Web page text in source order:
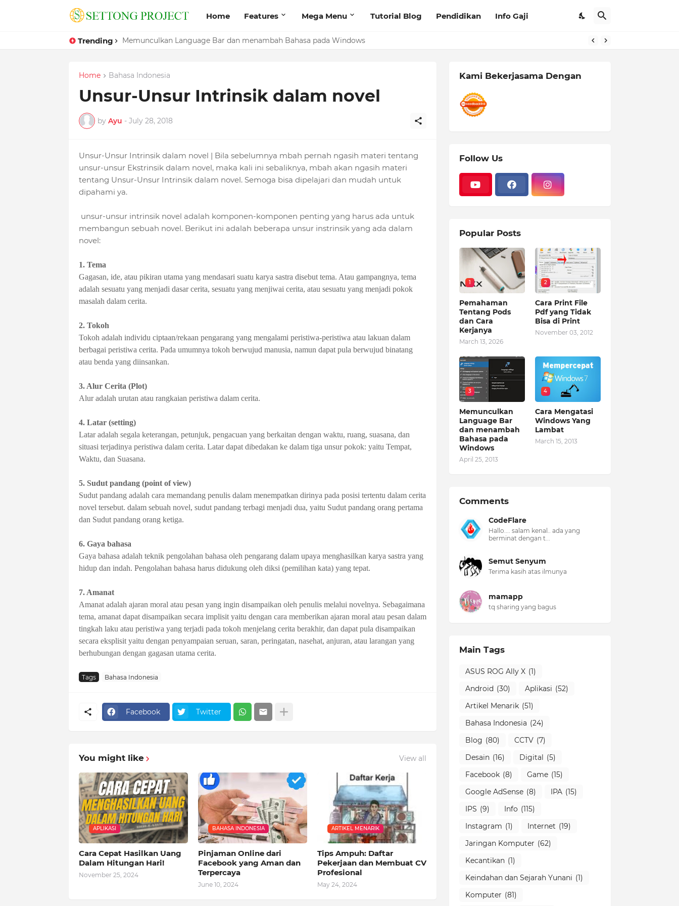
Home Features Mega Menu Tutorial Blog Pendidikan Info Gaji
Trending Memunculkan Language Bar dan menambah Bahasa pada Windows
Home Bahasa Indonesia
Unsur-Unsur Intrinsik dalam novel
by Ayu - July 28, 2018
Unsur-Unsur Intrinsik dalam novel | Bila sebelumnya mbah pernah ngasih materi tentang
unsur-unsur Ekstrinsik dalam novel, maka kali ini sebaliknya, mbah akan ngasih materi
tentang Unsur-Unsur Intrinsik dalam novel. Semoga bisa dipelajari dan mudah untuk
dipahami ya.
unsur-unsur intrinsik novel adalah komponen-komponen penting yang harus ada untuk
membangun sebuah novel. Berikut ini adalah beberapa unsur instrinsik yang ada dalam
novel:
1. Tema
Gagasan, ide, atau pikiran utama yang mendasari suatu karya sastra disebut tema. Atau gampangnya, tema
adalah sesuatu yang menjadi dasar cerita, sesuatu yang menjiwai cerita, atau sesuatu yang menjadi pokok
masalah dalam cerita.
2. Tokoh
Tokoh adalah individu ciptaan/rekaan pengarang yang mengalami peristiwa-peristiwa atau lakuan dalam
berbagai peristiwa cerita. Pada umumnya tokoh berwujud manusia, namun dapat pula berwujud binatang
atau benda yang diinsankan.
3. Alur Cerita (Plot)
Alur adalah urutan atau rangkaian peristiwa dalam cerita.
4. Latar (setting)
Latar adalah segala keterangan, petunjuk, pengacuan yang berkaitan dengan waktu, ruang, suasana, dan
situasi terjadinya peristiwa dalam cerita. Latar dapat dibedakan ke dalam tiga unsur pokok: yaitu Tempat,
Waktu, dan Suasana.
5. Sudut pandang (point of view)
Sudut pandang adalah cara memandang penulis dalam menempatkan dirinya pada posisi tertentu dalam cerita
novel tersebut. dalam sebuah novel, sudut pandang terbagi menjadi dua, yaitu Sudut pandang orang pertama
dan Sudut pandang orang ketiga.
6. Gaya bahasa
Gaya bahasa adalah teknik pengolahan bahasa oleh pengarang dalam upaya menghasilkan karya sastra yang
hidup dan indah. Pengolahan bahasa harus didukung oleh diksi (pemilihan kata) yang tepat.
7. Amanat
Amanat adalah ajaran moral atau pesan yang ingin disampaikan oleh penulis melalui novelnya. Sebagaimana
tema, amanat dapat disampaikan secara implisit yaitu dengan cara memberikan ajaran moral atau pesan dalam
tingkah laku atau peristiwa yang terjadi pada tokoh menjelang cerita berakhir, dan dapat pula disampaikan
secara eksplisit yaitu dengan penyampaian seruan, saran, peringatan, nasehat, anjuran, atau larangan yang
berhubungan dengan gagasan utama cerita.
Tags Bahasa Indonesia
Facebook Twitter
You might like View all
APLIKASI
Cara Cepat Hasilkan Uang
Dalam Hitungan Hari!
November 25, 2024
BAHASA INDONESIA
Pinjaman Online dari
Facebook yang Aman dan
Terpercaya
June 10, 2024
ARTIKEL MENARIK
Tips Ampuh: Daftar
Pekerjaan dan Membuat CV
Profesional
May 24, 2024
Kami Bekerjasama Dengan
Follow Us
Popular Posts
1
Pemahaman
Tentang Pods
dan Cara
Kerjanya
March 13, 2026
2
Cara Print File
Pdf yang Tidak
Bisa di Print
November 03, 2012
3
Memunculkan
Language Bar
dan menambah
Bahasa pada
Windows
April 25, 2013
4
Cara Mengatasi
Windows Yang
Lambat
March 15, 2013
Comments
CodeFlare
Hallo.... salam kenal.. ada yang
berminat dengan t...
Semut Senyum
Terima kasih atas ilmunya
mamapp
tq sharing yang bagus
Main Tags
ASUS ROG Ally X (1)
Android (30) Aplikasi (52)
Artikel Menarik (51)
Bahasa Indonesia (24)
Blog (80) CCTV (7)
Desain (16) Digital (5)
Facebook (8) Game (15)
Google AdSense (8) IPA (15)
IPS (9) Info (115)
Instagram (1) Internet (19)
Jaringan Komputer (62)
Kecantikan (1)
Keindahan dan Sejarah Yunani (1)
Komputer (81)